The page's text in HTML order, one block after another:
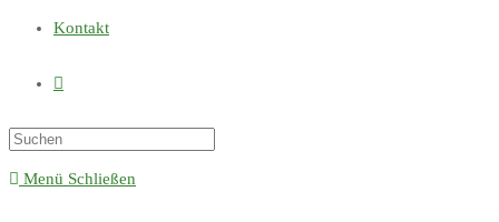
Kontakt
Website-
Suche
Menü Schließen